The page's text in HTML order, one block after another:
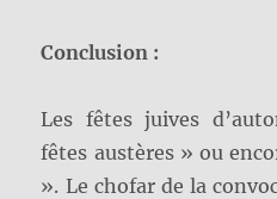
Conclusion :
Les fêtes juives
fêtes austères » ou
». Le chofar de la